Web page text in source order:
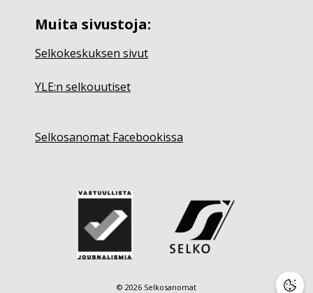
Muita sivustoja:
Selkokeskuksen sivut
YLE:n selkouutiset
Selkosanomat Facebookissa
© 2026 Selkosanomat